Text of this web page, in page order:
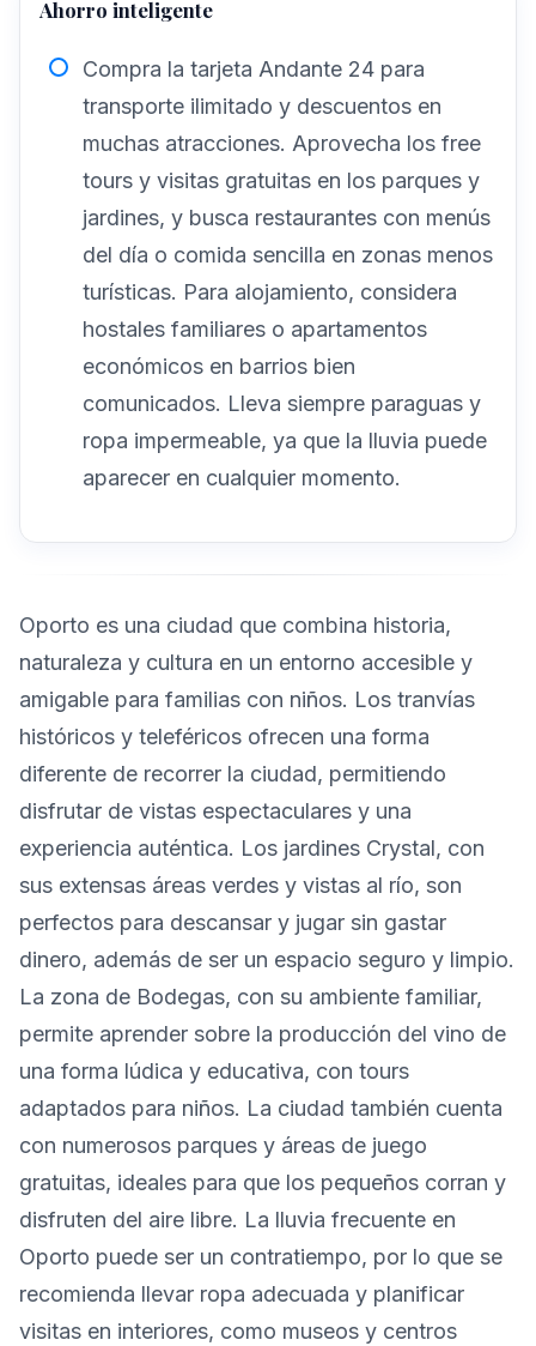
Ahorro inteligente
Compra la tarjeta Andante 24 para
transporte ilimitado y descuentos en
muchas atracciones. Aprovecha los free
tours y visitas gratuitas en los parques y
jardines, y busca restaurantes con menús
del día o comida sencilla en zonas menos
turísticas. Para alojamiento, considera
hostales familiares o apartamentos
económicos en barrios bien
comunicados. Lleva siempre paraguas y
ropa impermeable, ya que la lluvia puede
aparecer en cualquier momento.
Oporto es una ciudad que combina historia,
naturaleza y cultura en un entorno accesible y
amigable para familias con niños. Los tranvías
históricos y teleféricos ofrecen una forma
diferente de recorrer la ciudad, permitiendo
disfrutar de vistas espectaculares y una
experiencia auténtica. Los jardines Crystal, con
sus extensas áreas verdes y vistas al río, son
perfectos para descansar y jugar sin gastar
dinero, además de ser un espacio seguro y limpio.
La zona de Bodegas, con su ambiente familiar,
permite aprender sobre la producción del vino de
una forma lúdica y educativa, con tours
adaptados para niños. La ciudad también cuenta
con numerosos parques y áreas de juego
gratuitas, ideales para que los pequeños corran y
disfruten del aire libre. La lluvia frecuente en
Oporto puede ser un contratiempo, por lo que se
recomienda llevar ropa adecuada y planificar
visitas en interiores, como museos y centros